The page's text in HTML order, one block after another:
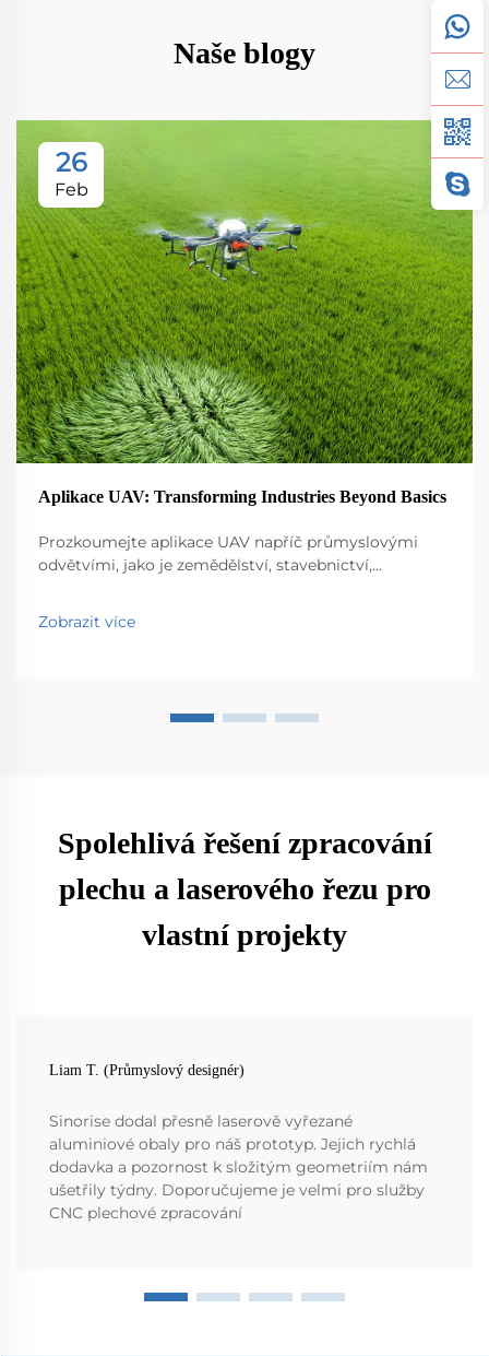
Naše blogy
26
Feb
Aplikace UAV: Transforming Industries Beyond Basics
Prozkoumejte aplikace UAV napříč průmyslovými
odvětvími, jako je zemědělství, stavebnictví,
bezpečnost. Objevte jejich vliv na efektivitu a inovace.
Zobrazit více
Spolehlivá řešení zpracování
plechu a laserového řezu pro
vlastní projekty
Liam T. (Průmyslový designér)
Sinorise dodal přesně laserově vyřezané
aluminiové obaly pro náš prototyp. Jejich rychlá
dodavka a pozornost k složitým geometriím nám
ušetřily týdny. Doporučujeme je velmi pro služby
CNC plechové zpracování